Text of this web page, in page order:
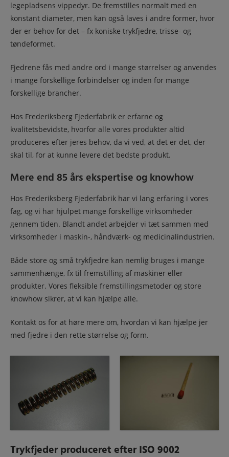
legepladsens vippedyr. De fremstilles normalt med en
konstant diameter, men kan også laves i andre former, hvor
der er behov for det – fx koniske trykfjedre, trisse- og
tøndeformet.
Fjedrene fås med andre ord i mange størrelser og anvendes
i mange forskellige forbindelser og inden for mange
forskellige brancher.
Hos Frederiksberg Fjederfabrik er erfarne og
kvalitetsbevidste, hvorfor alle vores produkter altid
produceres efter jeres behov, da vi ved, at det er det, der
skal til, for at kunne levere det bedste produkt.
Mere end 85 års ekspertise og knowhow
Hos Frederiksberg Fjederfabrik har vi lang erfaring i vores
fag, og vi har hjulpet mange forskellige virksomheder
gennem tiden. Blandt andet arbejder vi tæt sammen med
virksomheder i maskin-, håndværk- og medicinalindustrien.
Både store og små trykfjedre kan nemlig bruges i mange
sammenhænge, fx til fremstilling af maskiner eller
produkter. Vores fleksible fremstillingsmetoder og store
knowhow sikrer, at vi kan hjælpe alle.
Kontakt os for at høre mere om, hvordan vi kan hjælpe jer
med fjedre i den rette størrelse og form.
Trykfjeder produceret efter ISO 9002